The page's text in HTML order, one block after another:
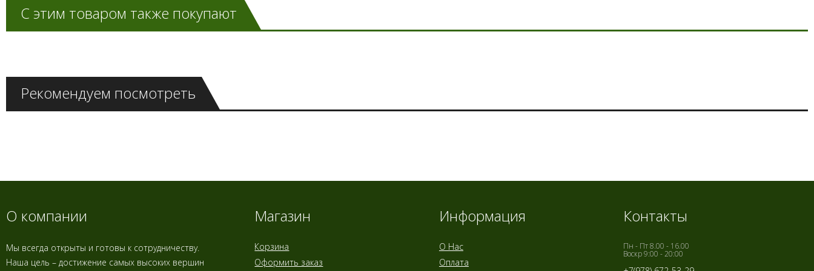
С этим товаром также покупают
Рекомендуем посмотреть
О компании
Мы всегда открыты и готовы к сотрудничеству.
Наша цель – достижение самых высоких вершин
Магазин
Корзина
Оформить заказ
Информация
О Нас
Оплата
Контакты
Пн - Пт 8.00 - 16.00
Воскр 9:00 - 20:00